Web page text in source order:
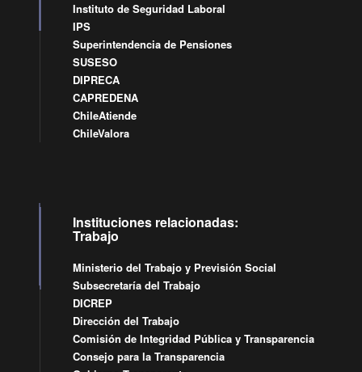
Instituto de Seguridad Laboral
IPS
Superintendencia de Pensiones
SUSESO
DIPRECA
CAPREDENA
ChileAtiende
ChileValora
Instituciones relacionadas:
Trabajo
Ministerio del Trabajo y Previsión Social
Subsecretaría del Trabajo
DICREP
Dirección del Trabajo
Comisión de Integridad Pública y Transparencia
Consejo para la Transparencia